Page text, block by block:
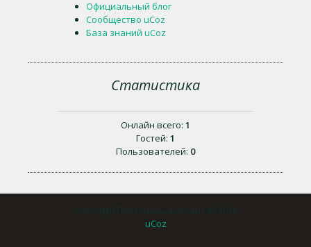
Официальный блог
Сообщество uCoz
База знаний uCoz
Статистика
Онлайн всего: 1
Гостей: 1
Пользователей: 0
uCoz